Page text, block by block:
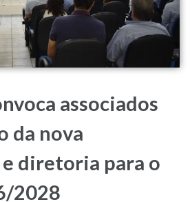
associados
da nova
diretoria para o
2028